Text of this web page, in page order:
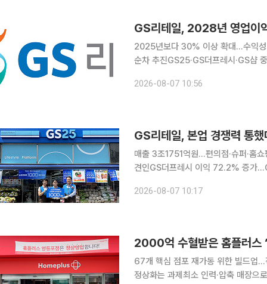
GS리테일, 2028년 영업이
2025년보다 30% 이상 확대…수익성
순차 추진GS25·GS더프레시·GS샵 중심의 성장 전략
주력사업의 경쟁력을 강화하고 주주
2026-08-07 10:56
GS리테일, 본업 경쟁력 통
매출 3조1751억원…편의점·슈퍼·홈
견인GS더프레시 이익 72.2% 증가…GS샵도 회복세 지속 GS
의점 기존점과 슈퍼마켓 신규 점포의
2026-08-07 10:17
2000억 수혈받은 홈플러스
67개 핵심 점포 재가동 위한 빌드업
정상화는 과제최소 인력·압축 매장으로 운영…회생